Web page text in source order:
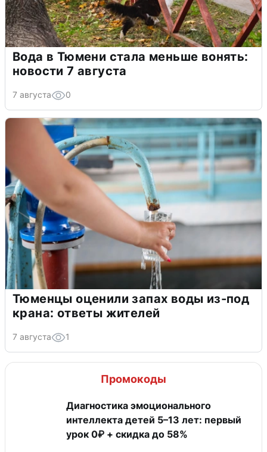
Вода в Тюмени стала меньше вонять:
новости 7 августа
7 августа 0
Тюменцы оценили запах воды из-под
крана: ответы жителей
7 августа 1
Промокоды
Диагностика эмоционального
интеллекта детей 5–13 лет: первый
урок 0₽ + скидка до 58%